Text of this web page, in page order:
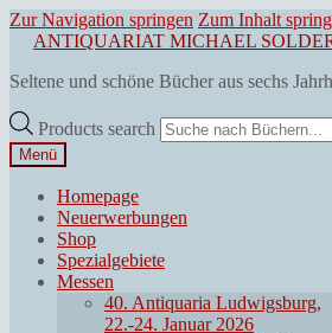
Zur Navigation springen Zum Inhalt
ANTIQUARIAT MICHAEL
Seltene und schöne Bücher aus sechs
Products search
Menü
Homepage
Neuerwerbungen
Shop
Spezialgebiete
Messen
40. Antiquaria Ludwigsburg,
22.-24. Januar 2026